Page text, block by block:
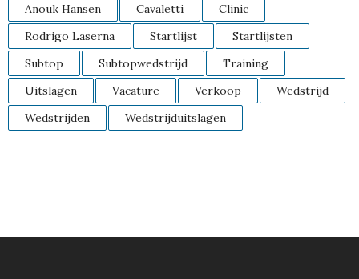
Anouk Hansen Cavaletti
Clinic
Rodrigo Laserna
Startlijst
Startlijsten
Subtop
Subtopwedstrijd
Training
Uitslagen
Vacature Verkoop
Wedstrijd
Wedstrijden
Wedstrijduitslagen